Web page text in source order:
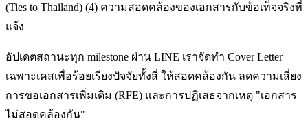
(Ties to Thailand) (4) ความสอดคล้องของเอกสารกับข้อเท็จจริงที่
แจ้ง
อัปเดตสถานะทุก milestone ผ่าน LINE เราจัดทำ Cover Letter
เฉพาะเคสเพื่อร้อยเรียงปัจจัยทั้งสี่ ให้สอดคล้องกัน ลดความเสี่ยง
การขอเอกสารเพิ่มเติม (RFE) และการปฏิเสธจากเหตุ "เอกสาร
ไม่สอดคล้องกัน"